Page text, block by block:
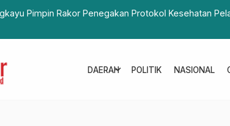
Pimpin Rakor Penegakan Protokol Kesehatan
DAERAH
expand_more POLITIK NASIONAL